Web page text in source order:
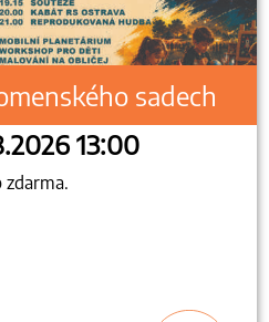
sadech
13:00
zdarma.